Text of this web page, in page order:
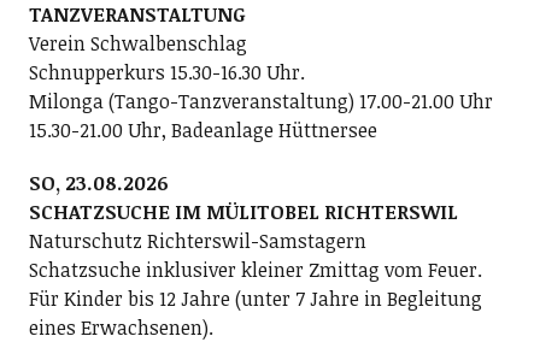
TANZVERANSTALTUNG
Verein Schwalbenschlag
Schnupperkurs 15.30-16.30 Uhr.
Milonga (Tango-Tanzveranstaltung) 17.00-21.00 Uhr
15.30-21.00 Uhr, Badeanlage Hüttnersee
SO, 23.08.2026
SCHATZSUCHE IM MÜLITOBEL RICHTERSWIL
Naturschutz Richterswil-Samstagern
Schatzsuche inklusiver kleiner Zmittag vom Feuer.
Für Kinder bis 12 Jahre (unter 7 Jahre in Begleitung
eines Erwachsenen).